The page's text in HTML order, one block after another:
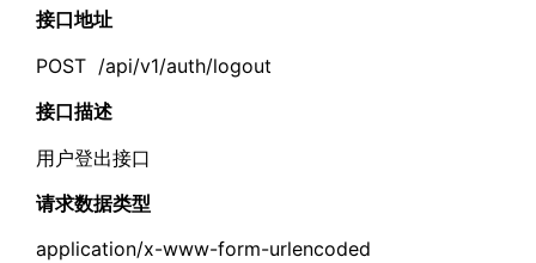
接口地址
POST /api/v1/auth/logout
接口描述
用户登出接口
请求数据类型
application/x-www-form-urlencoded